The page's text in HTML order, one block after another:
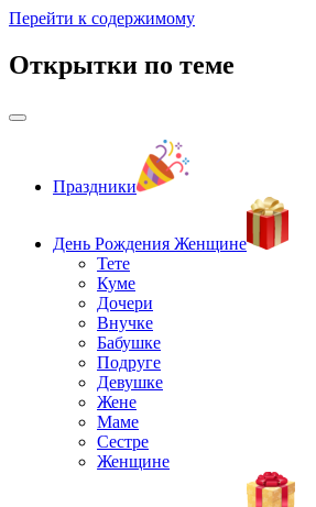
Перейти к содержимому
Открытки по теме
Праздники
День Рождения Женщине
Тете
Куме
Дочери
Внучке
Бабушке
Подруге
Девушке
Жене
Маме
Сестре
Женщине